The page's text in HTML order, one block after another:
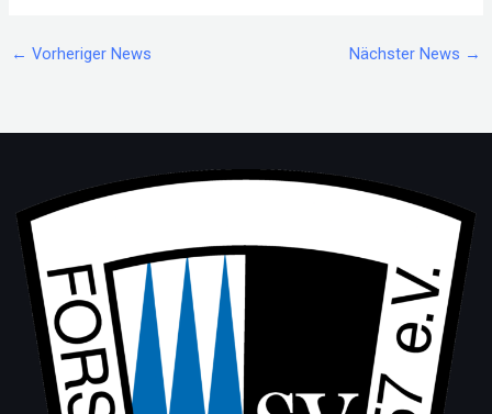
← Vorheriger News Nächster News →